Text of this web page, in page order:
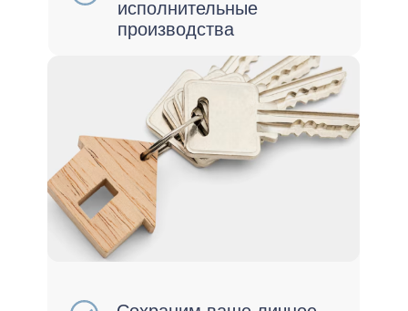
Снимете ограничения на
выезд за границу